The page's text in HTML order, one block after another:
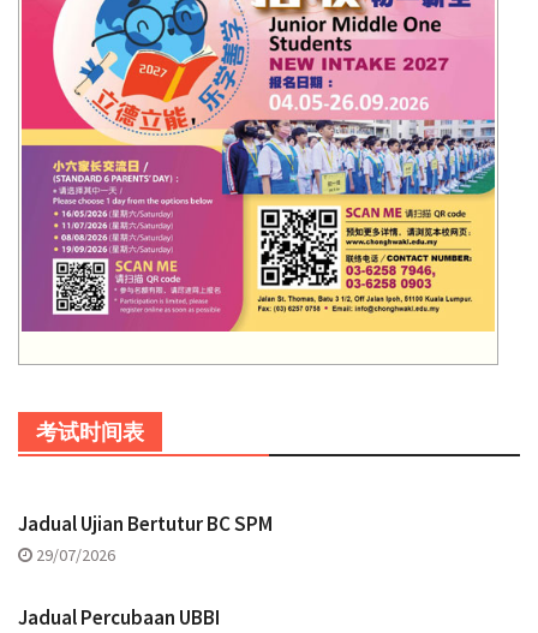
考试时间表
Jadual Ujian Bertutur BC SPM
29/07/2026
Jadual Percubaan UBBI